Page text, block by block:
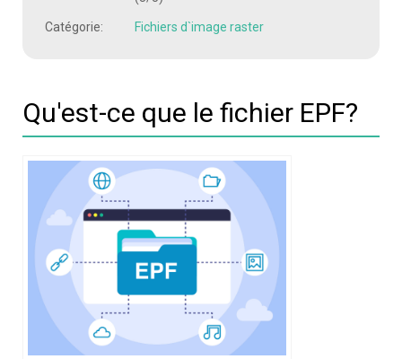
Catégorie: Fichiers d`image raster
Qu'est-ce que le fichier EPF?